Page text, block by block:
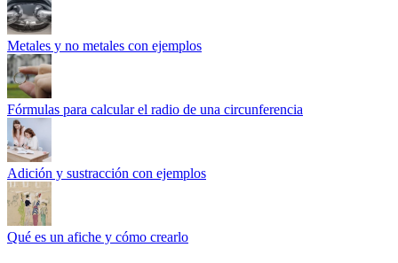
Metales y no metales con ejemplos
Fórmulas para calcular el radio de una circunferencia
Adición y sustracción con ejemplos
Qué es un afiche y cómo crearlo